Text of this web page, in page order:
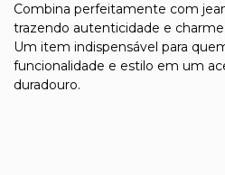
Combina perfeitamente com
trazendo autenticidade e charme
Um item indispensável para
funcionalidade e estilo em um
duradouro.